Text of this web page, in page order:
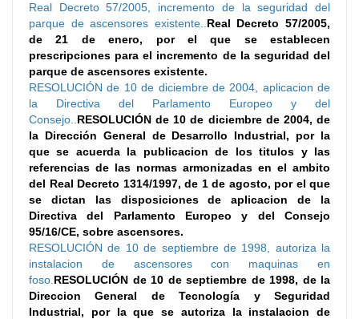
Real Decreto 57/2005, incremento de la seguridad del
parque de ascensores existente.. Real Decreto 57/2005,
de 21 de enero, por el que se establecen
prescripciones para el incremento de la seguridad del
parque de ascensores existente.
RESOLUCIÓN de 10 de diciembre de 2004, aplicacion de
la Directiva del Parlamento Europeo y del
Consejo.. RESOLUCIÓN de 10 de diciembre de 2004, de
la Dirección General de Desarrollo Industrial, por la
que se acuerda la publicacion de los titulos y las
referencias de las normas armonizadas en el ambito
del Real Decreto 1314/1997, de 1 de agosto, por el que
se dictan las disposiciones de aplicacion de la
Directiva del Parlamento Europeo y del Consejo
95/16/CE, sobre ascensores.
RESOLUCIÓN de 10 de septiembre de 1998, autoriza la
instalacion de ascensores con maquinas en
foso. RESOLUCIÓN de 10 de septiembre de 1998, de la
Direccion General de Tecnología y Seguridad
Industrial, por la que se autoriza la instalacion de